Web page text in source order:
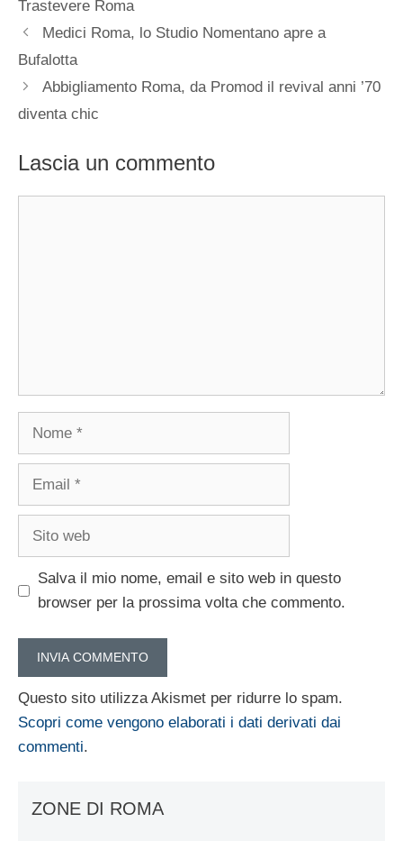
Trastevere Roma
Medici Roma, lo Studio Nomentano apre a
Bufalotta
Abbigliamento Roma, da Promod il revival anni ’70
diventa chic
Lascia un commento
Nome
Email
Sito
Salva il mio nome, email e sito web in questo
browser per la prossima volta che commento.
Questo sito utilizza Akismet per ridurre lo spam.
Scopri come vengono elaborati i dati derivati dai
commenti.
ZONE DI ROMA